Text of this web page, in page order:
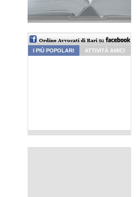
I PIÙ POPOLARI ATTIVITÀ AMICI